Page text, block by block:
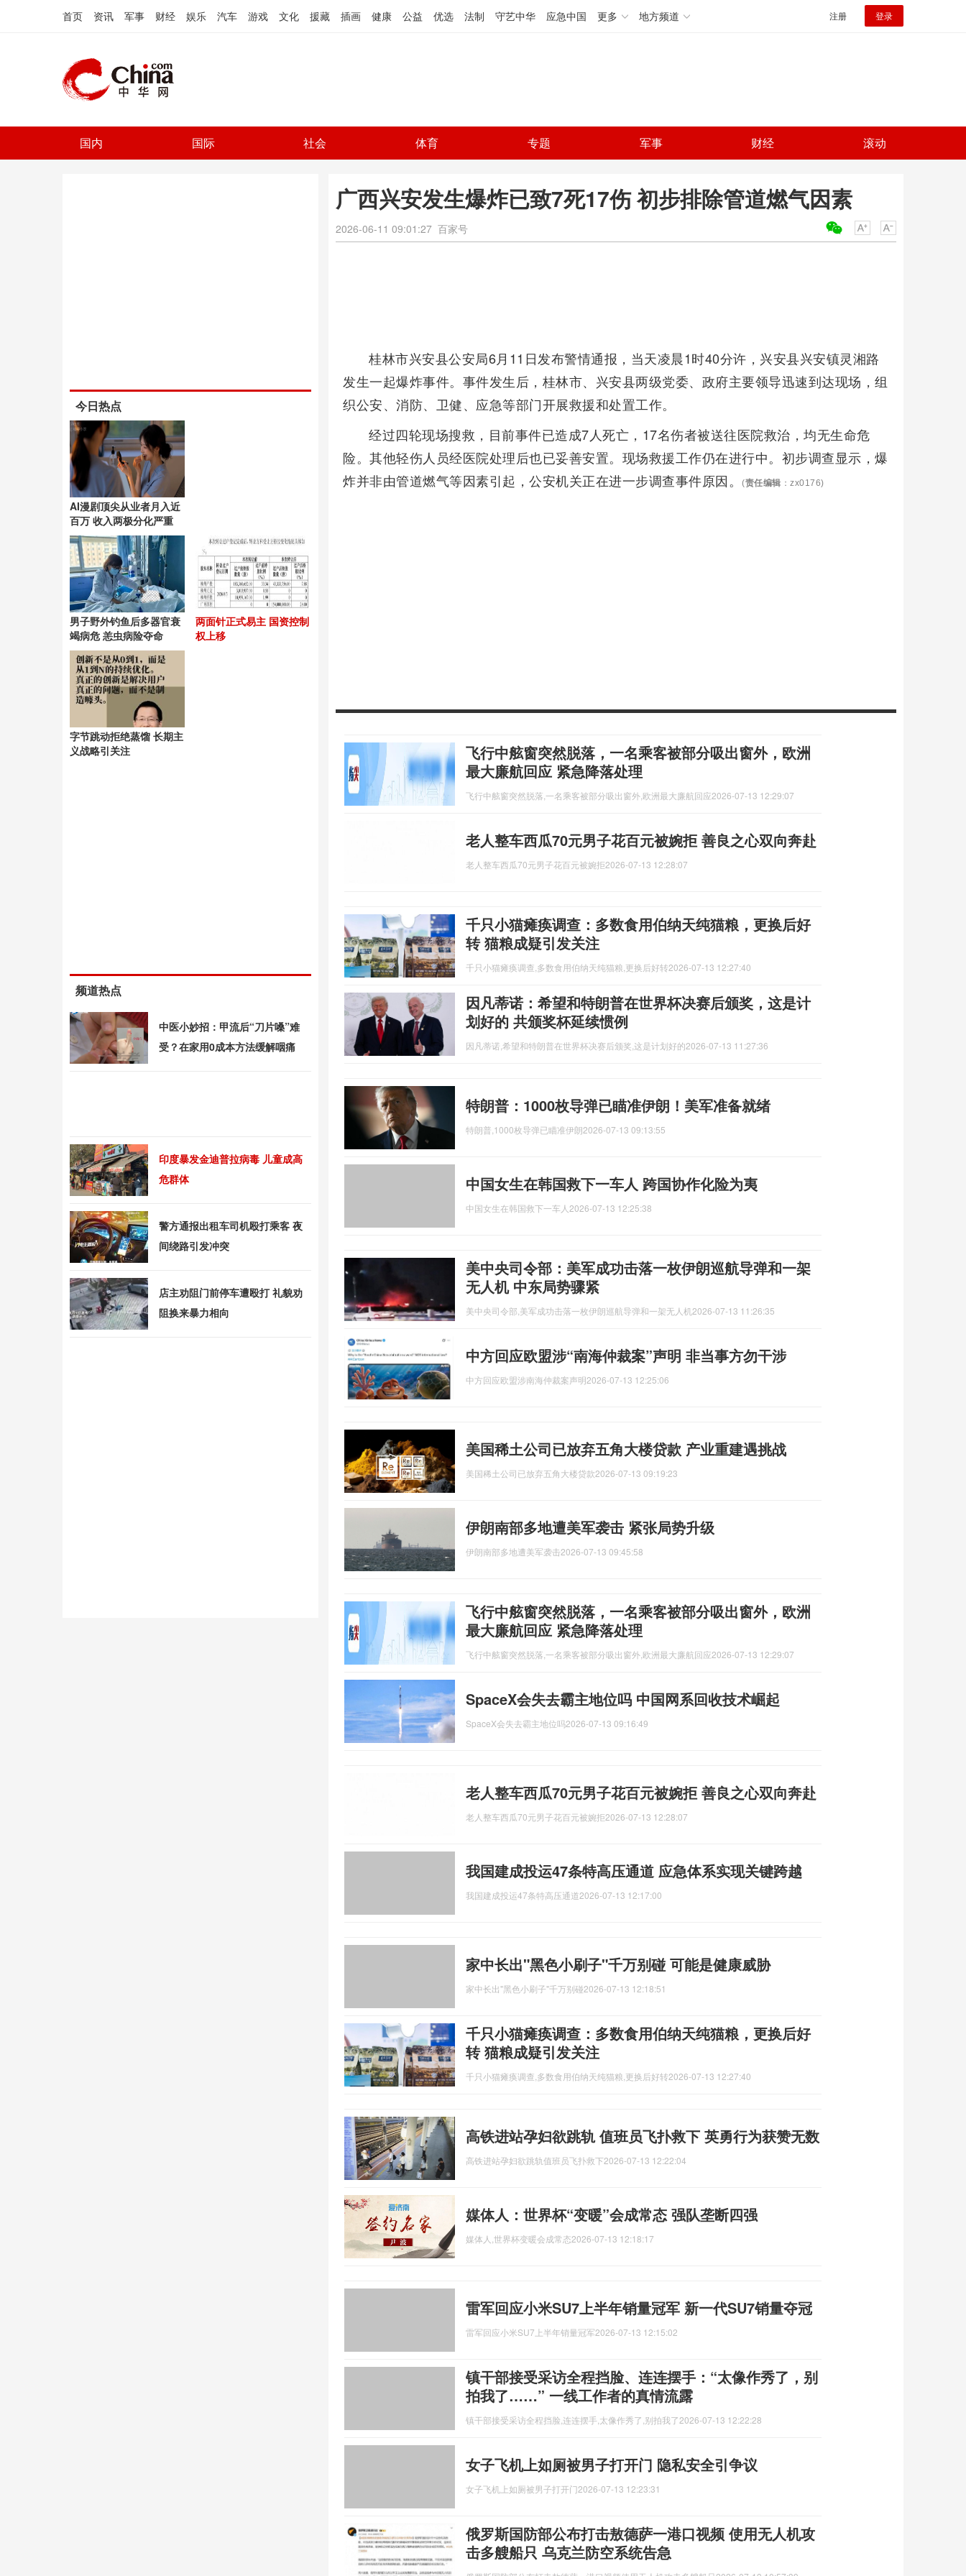
首页 资讯 军事 财经 娱乐 汽车 游戏 文化 援藏 插画 健康 公益 优选 法制 守艺中华 应急中国 更多 地方频道 注册 登录
国内 国际 社会 体育 专题 军事 财经 滚动
广西兴安发生爆炸已致7死17伤 初步排除管道燃气因素
2026-06-11 09:01:27 百家号
桂林市兴安县公安局6月11日发布警情通报，当天凌晨1时40分许，兴安县兴安镇灵湘路
发生一起爆炸事件。事件发生后，桂林市、兴安县两级党委、政府主要领导迅速到达现场，组
织公安、消防、卫健、应急等部门开展救援和处置工作。
经过四轮现场搜救，目前事件已造成7人死亡，17名伤者被送往医院救治，均无生命危
险。其他轻伤人员经医院处理后也已妥善安置。现场救援工作仍在进行中。初步调查显示，爆
炸并非由管道燃气等因素引起，公安机关正在进一步调查事件原因。
(责任编辑 ：zx0176)
飞行中舷窗突然脱落，一名乘客被部分吸出窗外，欧洲
最大廉航回应 紧急降落处理
飞行中舷窗突然脱落,一名乘客被部分吸出窗外,欧洲最大廉航回应2026-07-13 12:29:07
老人整车西瓜70元男子花百元被婉拒 善良之心双向奔赴
老人整车西瓜70元男子花百元被婉拒2026-07-13 12:28:07
千只小猫瘫痪调查：多数食用伯纳天纯猫粮，更换后好
转 猫粮成疑引发关注
千只小猫瘫痪调查,多数食用伯纳天纯猫粮,更换后好转2026-07-13 12:27:40
因凡蒂诺：希望和特朗普在世界杯决赛后颁奖，这是计
划好的 共颁奖杯延续惯例
因凡蒂诺,希望和特朗普在世界杯决赛后颁奖,这是计划好的2026-07-13 11:27:36
特朗普：1000枚导弹已瞄准伊朗！美军准备就绪
特朗普,1000枚导弹已瞄准伊朗2026-07-13 09:13:55
中国女生在韩国救下一车人 跨国协作化险为夷
中国女生在韩国救下一车人 2026-07-13 12:25:38
美中央司令部：美军成功击落一枚伊朗巡航导弹和一架
无人机 中东局势骤紧
美中央司令部,美军成功击落一枚伊朗巡航导弹和一架无人机 2026-07-13 11:26:35
中方回应欧盟涉“南海仲裁案”声明 非当事方勿干涉
中方回应欧盟涉南海仲裁案声明2026-07-13 12:25:06
美国稀土公司已放弃五角大楼贷款 产业重建遇挑战
美国稀土公司已放弃五角大楼贷款2026-07-13 09:19:23
伊朗南部多地遭美军袭击 紧张局势升级
伊朗南部多地遭美军袭击2026-07-13 09:45:58
飞行中舷窗突然脱落，一名乘客被部分吸出窗外，欧洲
最大廉航回应 紧急降落处理
飞行中舷窗突然脱落,一名乘客被部分吸出窗外,欧洲最大廉航回应2026-07-13 12:29:07
SpaceX会失去霸主地位吗 中国网系回收技术崛起
SpaceX会失去霸主地位吗2026-07-13 09:16:49
老人整车西瓜70元男子花百元被婉拒 善良之心双向奔赴
老人整车西瓜70元男子花百元被婉拒2026-07-13 12:28:07
我国建成投运47条特高压通道 应急体系实现关键跨越
我国建成投运47条特高压通道2026-07-13 12:17:00
家中长出"黑色小刷子"千万别碰 可能是健康威胁
家中长出"黑色小刷子"千万别碰2026-07-13 12:18:51
千只小猫瘫痪调查：多数食用伯纳天纯猫粮，更换后好
转 猫粮成疑引发关注
千只小猫瘫痪调查,多数食用伯纳天纯猫粮,更换后好转2026-07-13 12:27:40
高铁进站孕妇欲跳轨 值班员飞扑救下 英勇行为获赞无数
高铁进站孕妇欲跳轨值班员飞扑救下2026-07-13 12:22:04
媒体人：世界杯“变暖”会成常态 强队垄断四强
媒体人,世界杯变暖会成常态2026-07-13 12:18:17
雷军回应小米SU7上半年销量冠军 新一代SU7销量夺冠
雷军回应小米SU7上半年销量冠军2026-07-13 12:15:02
镇干部接受采访全程挡脸、连连摆手：“太像作秀了，别
拍我了……” 一线工作者的真情流露
镇干部接受采访全程挡脸,连连摆手,太像作秀了,别拍我了2026-07-13 12:22:28
女子飞机上如厕被男子打开门 隐私安全引争议
女子飞机上如厕被男子打开门2026-07-13 12:23:31
俄罗斯国防部公布打击敖德萨一港口视频 使用无人机攻
击多艘船只 乌克兰防空系统告急
今日热点
AI漫剧顶尖从业者月入近
百万 收入两极分化严重
男子野外钓鱼后多器官衰
竭病危 恙虫病险夺命
两面针正式易主 国资控制
权上移
字节跳动拒绝蒸馏 长期主
义战略引关注
频道热点
中医小妙招：甲流后“刀片嗓”难
受？在家用0成本方法缓解咽痛
印度暴发金迪普拉病毒 儿童成高
危群体
警方通报出租车司机殴打乘客 夜
间绕路引发冲突
店主劝阻门前停车遭殴打 礼貌劝
阻换来暴力相向